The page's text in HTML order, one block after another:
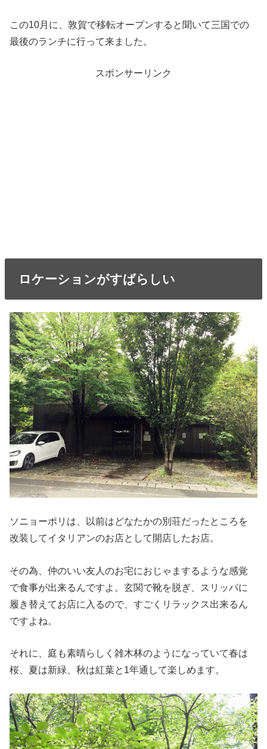
この10月に、敦賀で移転オープンすると聞いて三国での
最後のランチに行って来ました。
スポンサーリンク
ロケーションがすばらしい
ソニョーポリは、以前はどなたかの別荘だったところを
改装してイタリアンのお店として開店したお店。
その為、仲のいい友人のお宅におじゃまするような感覚
で食事が出来るんですよ。玄関で靴を脱ぎ、スリッパに
履き替えてお店に入るので、すごくリラックス出来るん
ですよね。
それに、庭も素晴らしく雑木林のようになっていて春は
桜、夏は新緑、秋は紅葉と1年通して楽しめます。